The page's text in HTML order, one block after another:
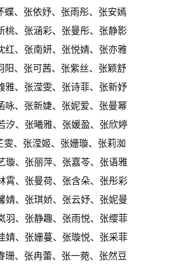
蝶、张依妤、张雨彤、张安嫣
桃、张涵彩、张曼彤、张静影
红、张南妍、张悦婧、张亦雅
阳、张可茜、张紫丝、张颖舒
雅、张滢雯、张诗菲、张新妤
咏、张新婕、张妮爱、张曼幂
汐、张曦雅、张媛盈、张欣婷
雯、张滢姬、张姗璇、张莉洳
璇、张丽萍、张嘉苓、张语雅
霄、张曼荷、张含朵、张彤彩
婧、张琪娇、张云妤、张妮曼
羽、张静趣、张雨悦、张缨菲
婧、张姗蔓、张璇悦、张采菲
珊、张冉蕾、张一菀、张然豆